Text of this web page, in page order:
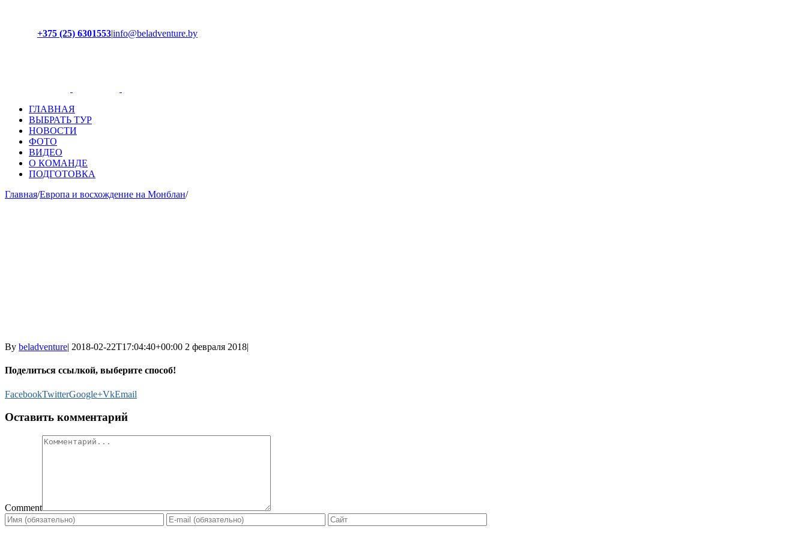
+375 (25) 6301553|info@beladventure.by
ГЛАВНАЯ
ВЫБРАТЬ ТУР
НОВОСТИ
ФОТО
ВИДЕО
О КОМАНДЕ
ПОДГОТОВКА
Главная/Европа и восхождение на Монблан/
By beladventure| 2018-02-22T17:04:40+00:00 2 февраля 2018|
Поделиться ссылкой, выберите способ!
FacebookTwitterGoogle+VkEmail
Оставить комментарий
Comment